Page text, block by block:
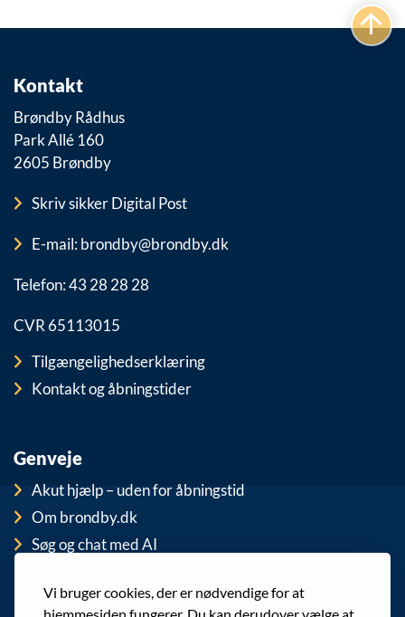
Vi bruger cookies, der er nødvendige for at
Kontakt
Brøndby Rådhus
Park Allé 160
2605 Brøndby
Skriv sikker Digital Post
E-mail: brondby@brondby.dk
Telefon: 43 28 28 28
CVR 65113015
Tilgængelighedserklæring
Kontakt og åbningstider
Genveje
Akut hjælp – uden for åbningstid
Om brondby.dk
Søg og chat med AI
EAN-numre